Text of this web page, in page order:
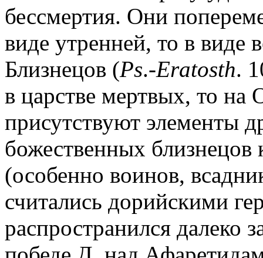
бессмертия. Они
виде утренней, то в виде
Близнецов (Ps.-Eratosth.
в царстве мертвых, то
присутствуют элементы
божественных
(особенно воинов,
считались дорийскими
распространился